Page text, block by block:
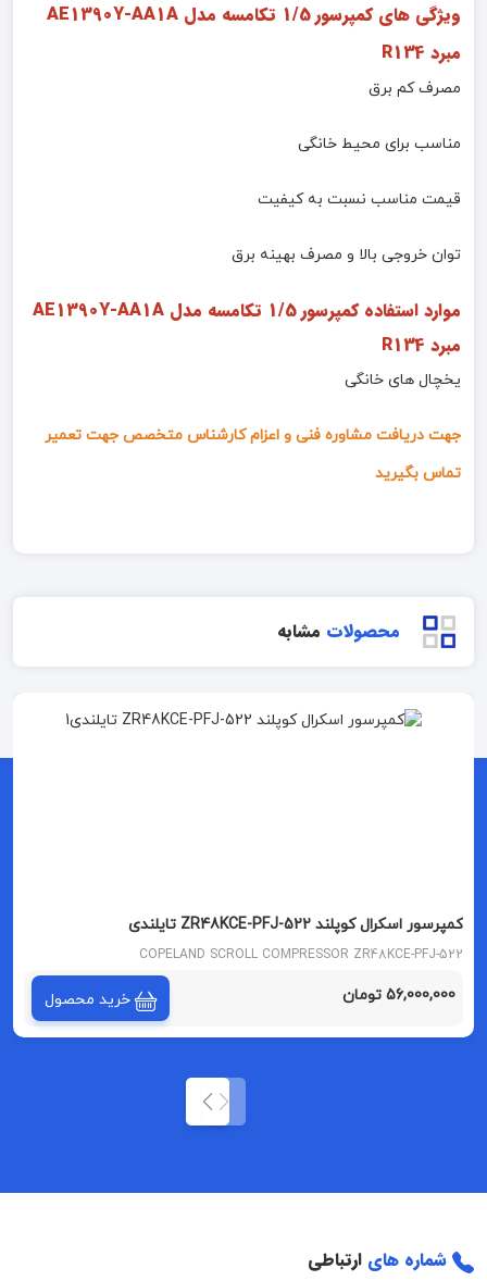
ویژگی های کمپرسور 1/5 تکامسه مدل
AE1390Y-AA1A
مبرد R134
مصرف کم برق
مناسب برای محیط خانگی
قیمت مناسب نسبت به کیفیت
توان خروجی بالا و مصرف بهینه برق
موارد استفاده کمپرسور 1/5 تکامسه مدل
AE1390Y-AA1A
مبرد R134
یخچال های خانگی
جهت دریافت مشاوره فنی و اعزام کارشناس متخصص جهت تعمیر
تماس بگیرید
محصولات مشابه
کمپرسور اسکرال کوپلند ZR48KCE-PFJ-522 تایلندی
COPELAND SCROLL COMPRESSOR ZR48KCE-PFJ-522
56,000,000 تومان خرید محصول
شماره های ارتباطی